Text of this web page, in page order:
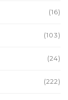
(16)
(103)
(24)
(222)